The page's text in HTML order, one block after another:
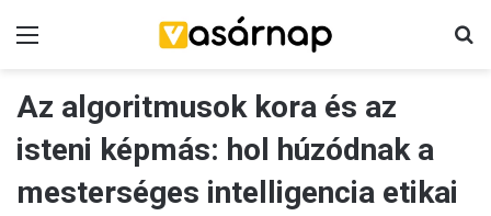
Az algoritmusok kora és az
isteni képmás: hol húzódnak a
mesterséges intelligencia etikai